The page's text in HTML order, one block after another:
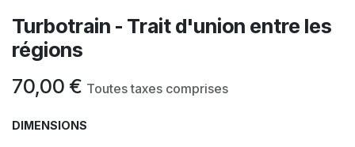
Turbotrain - Trait d'union entre les
régions
70,00 € Toutes taxes comprises
DIMENSIONS